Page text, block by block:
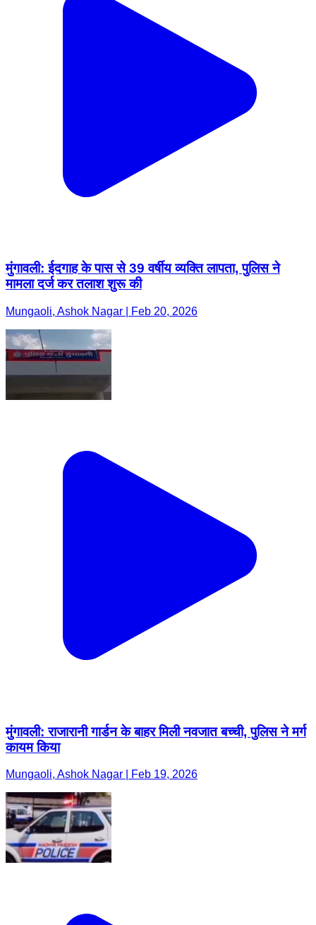
मुंगावली: ईदगाह के पास से 39 वर्षीय व्यक्ति लापता, पुलिस ने
मामला दर्ज कर तलाश शुरू की
Mungaoli, Ashok Nagar | Feb 20, 2026
मुंगावली: राजारानी गार्डन के बाहर मिली नवजात बच्ची, पुलिस ने मर्ग
कायम किया
Mungaoli, Ashok Nagar | Feb 19, 2026